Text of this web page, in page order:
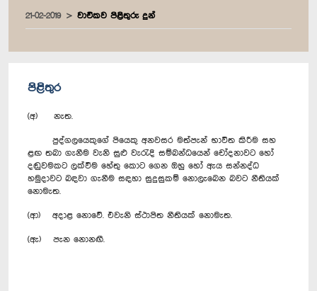
21-02-2019 වාචිකව පිළිතුරු දුන්
පිළිතුර
(අ) නැත.
පුද්ගලයෙකුගේ පියෙකු අනවසර මත්පැන් භාවිත කිරීම සහ
ළඟ තබා ගැනීම වැනි සුළු වැරැදි සම්බන්ධයෙන් චෝදනාවට හෝ
දඬුවමකට ලක්වීම හේතු කොට ගෙන ඔහු හෝ ඇය සන්නද්ධ
හමුදාවට බඳවා ගැනීම සඳහා සුදුසුකම් නොලැබෙන බවට නීතියක්
නොමැත.
(ආ) අදාළ නොවේ. එවැනි ස්ථාපිත නීතියක් නොමැත.
(ඇ) පැන නොනඟී.